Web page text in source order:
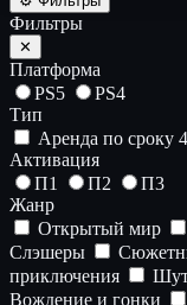
Фильтры
✕
Платформа
PS5
PS4
Тип
Аренда по сроку
Активация
П1
П2
П3
Жанр
Открытый мир
Слэшеры
приключения
Вождение и гонки